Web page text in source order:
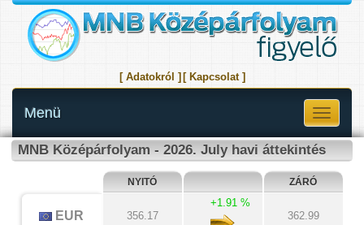
[ Adatokról ] [ Kapcsolat ]
Toggle
Menü
MNB Középárfolyam - 2026. July havi áttekintés
NYITÓ ZÁRÓ
EUR 356.17
+1.91 %
362.99